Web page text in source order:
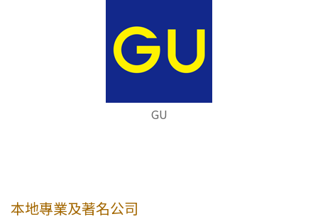
GU
本地專業及著名公司